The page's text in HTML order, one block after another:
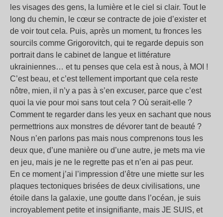
les visages des gens, la lumière et le ciel si clair. Tout le
long du chemin, le cœur se contracte de joie d’exister et
de voir tout cela. Puis, après un moment, tu fronces les
sourcils comme Grigorovitch, qui te regarde depuis son
portrait dans le cabinet de langue et littérature
ukrainiennes… et tu penses que cela est à nous, à MOI !
C’est beau, et c’est tellement important que cela reste
nôtre, mien, il n’y a pas à s’en excuser, parce que c’est
quoi la vie pour moi sans tout cela ? Où serait-elle ?
Comment te regarder dans les yeux en sachant que nous
permettrions aux monstres de dévorer tant de beauté ?
Nous n’en parlons pas mais nous comprenons tous les
deux que, d’une manière ou d’une autre, je mets ma vie
en jeu, mais je ne le regrette pas et n’en ai pas peur.
En ce moment j’ai l’impression d’être une miette sur les
plaques tectoniques brisées de deux civilisations, une
étoile dans la galaxie, une goutte dans l’océan, je suis
incroyablement petite et insignifiante, mais JE SUIS, et